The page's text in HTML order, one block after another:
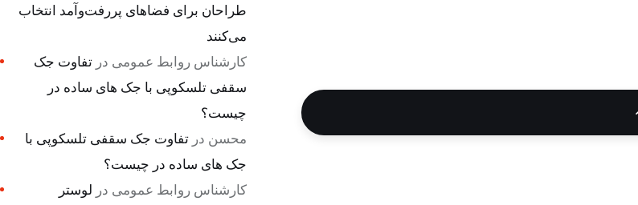
طراحان برای فضاهای پررفت‌وآمد انتخاب
می‌کنند
کارشناس روابط عمومی در تفاوت جک
سقفی تلسکوپی با جک های ساده در
چیست؟
محسن در تفاوت جک سقفی تلسکوپی با
جک های ساده در چیست؟
کارشناس روابط عمومی در لوستر